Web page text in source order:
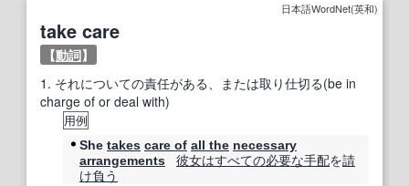
日本語WordNet(英和)
take care
【動詞】
1. それについての責任がある、または取り仕切る(be in
charge of or deal with)
用例
She takes care of all the necessary
arrangements
彼女はすべての必要な手配を請
け負う